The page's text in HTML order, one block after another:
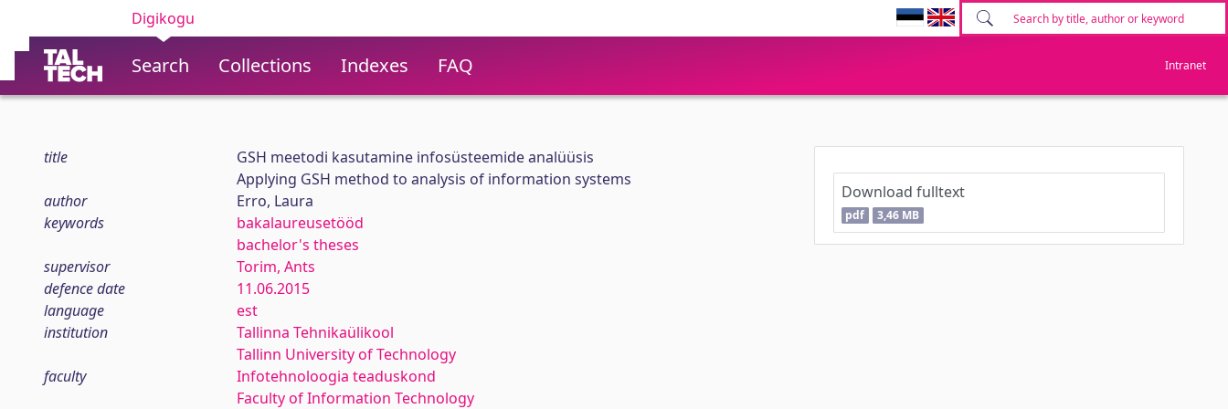
Digikogu
Search Collections Indexes FAQ Intranet
title
GSH meetodi kasutamine infosüsteemide analüüsis
Applying GSH method to analysis of information systems
author
Erro, Laura
keywords
bakalaureusetööd
bachelor's theses
supervisor
Torim, Ants
defence date
11.06.2015
language
est
institution
Tallinna Tehnikaülikool
Tallinn University of Technology
faculty
Infotehnoloogia teaduskond
Faculty of Information Technology
Download fulltext
pdf 3,46 MB